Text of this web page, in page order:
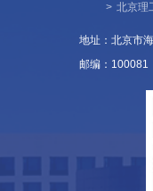
> 北京理
地址：北京市
邮编：100081